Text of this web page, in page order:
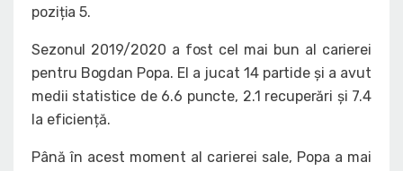
poziția 5.
Sezonul 2019/2020 a fost cel mai bun al carierei
pentru Bogdan Popa. El a jucat 14 partide și a avut
medii statistice de 6.6 puncte, 2.1 recuperări și 7.4
la eficiență.
Până în acest moment al carierei sale, Popa a mai